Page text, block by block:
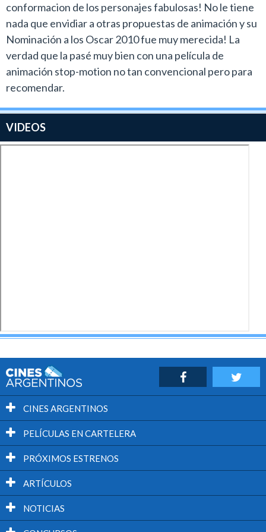
conformacion de los personajes fabulosas! No le tiene
nada que envidiar a otras propuestas de animación y su
Nominación a los Oscar 2010 fue muy merecida! La
verdad que la pasé muy bien con una película de
animación stop-motion no tan convencional pero para
recomendar.
VIDEOS
CINES ARGENTINOS
PELÍCULAS EN CARTELERA
PRÓXIMOS ESTRENOS
ARTÍCULOS
NOTICIAS